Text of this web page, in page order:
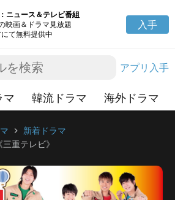
ニュース＆テレビ番組
映画＆ドラマ見放題
て無料提供中
入手
アプリ入手
マ 韓流ドラマ 海外ドラマ
chevron_right 新着ドラマ
重テレビ》